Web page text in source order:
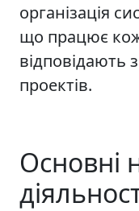
організація
що працює
відповідають
проектів.
Основні